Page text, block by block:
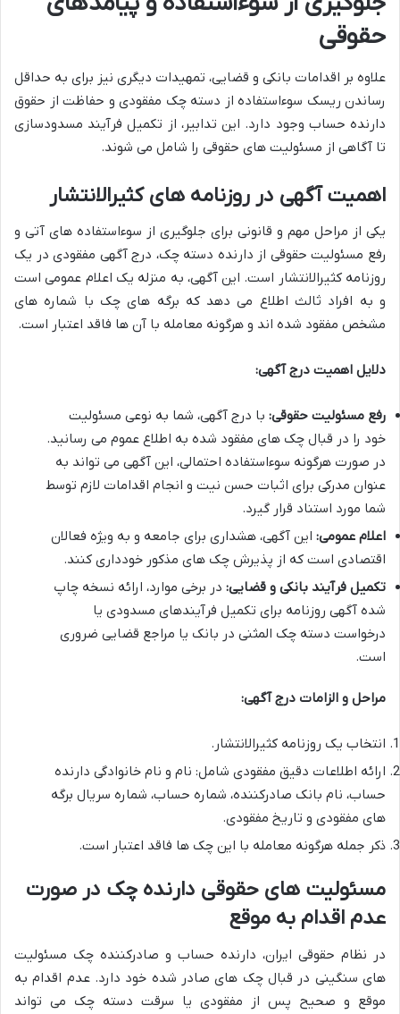
حقوقی
علاوه بر اقدامات بانکی و قضایی، تمهیدات دیگری نیز برای به حداقل
رساندن ریسک سوءاستفاده از دسته چک مفقودی و حفاظت از حقوق
دارنده حساب وجود دارد. این تدابیر، از تکمیل فرآیند مسدودسازی
تا آگاهی از مسئولیت های حقوقی را شامل می شوند.
اهمیت آگهی در روزنامه های کثیرالانتشار
یکی از مراحل مهم و قانونی برای جلوگیری از سوءاستفاده های آتی و
رفع مسئولیت حقوقی از دارنده دسته چک، درج آگهی مفقودی در یک
روزنامه کثیرالانتشار است. این آگهی، به منزله یک اعلام عمومی است
و به افراد ثالث اطلاع می دهد که برگه های چک با شماره های
مشخص مفقود شده اند و هرگونه معامله با آن ها فاقد اعتبار است.
دلایل اهمیت درج آگهی:
رفع مسئولیت حقوقی: با درج آگهی، شما به نوعی مسئولیت
خود را در قبال چک های مفقود شده به اطلاع عموم می رسانید.
در صورت هرگونه سوءاستفاده احتمالی، این آگهی می تواند به
عنوان مدرکی برای اثبات حسن نیت و انجام اقدامات لازم توسط
شما مورد استناد قرار گیرد.
اعلام عمومی: این آگهی، هشداری برای جامعه و به ویژه فعالان
اقتصادی است که از پذیرش چک های مذکور خودداری کنند.
تکمیل فرآیند بانکی و قضایی: در برخی موارد، ارائه نسخه چاپ
شده آگهی روزنامه برای تکمیل فرآیندهای مسدودی یا
درخواست دسته چک المثنی در بانک یا مراجع قضایی ضروری
است.
مراحل و الزامات درج آگهی:
انتخاب یک روزنامه کثیرالانتشار.
ارائه اطلاعات دقیق مفقودی شامل: نام و نام خانوادگی دارنده
حساب، نام بانک صادرکننده، شماره حساب، شماره سریال برگه
های مفقودی و تاریخ مفقودی.
ذکر جمله هرگونه معامله با این چک ها فاقد اعتبار است.
مسئولیت های حقوقی دارنده چک در صورت
عدم اقدام به موقع
در نظام حقوقی ایران، دارنده حساب و صادرکننده چک مسئولیت
های سنگینی در قبال چک های صادر شده خود دارد. عدم اقدام به
موقع و صحیح پس از مفقودی یا سرقت دسته چک می تواند